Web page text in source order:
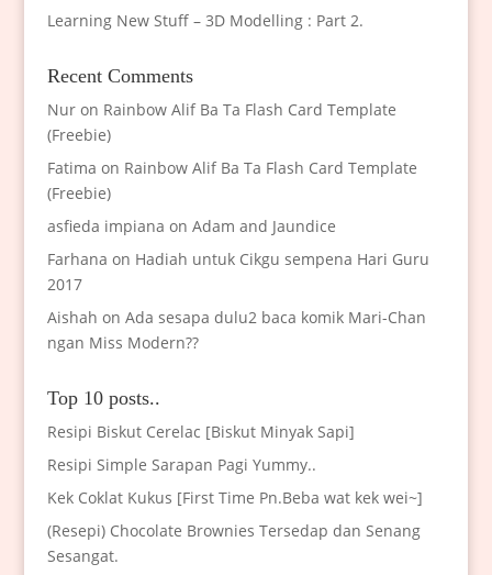
Learning New Stuff – 3D Modelling : Part 2.
Recent Comments
Nuron Rainbow Alif Ba Ta Flash Card Template
(Freebie)
Fatima on Rainbow Alif Ba Ta Flash Card Template
(Freebie)
asfieda impiana on Adam and Jaundice
Farhana on Hadiah untuk Cikgu sempena Hari Guru
2017
Aishah on Ada sesapa dulu2 baca komik Mari-Chan
ngan Miss Modern??
Top 10 posts..
Resipi Biskut Cerelac [Biskut Minyak Sapi]
Resipi Simple Sarapan Pagi Yummy..
Kek Coklat Kukus [First Time Pn.Beba wat kek wei~]
(Resepi) Chocolate Brownies Tersedap dan Senang
Sesangat.